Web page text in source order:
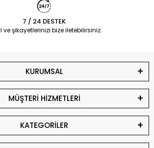
7 / 24 DESTEK
ve şikayetlerinizi bize iletebilirsiniz.
KURUMSAL
MÜŞTERİ HİZMETLERİ
KATEGORİLER